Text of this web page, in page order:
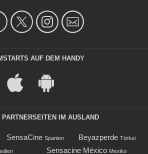
AUF DEM HANDY
PARTNERSEITEN IM AUSLAND
SensaCine Spanien Beyazperde Türkei
Sensacine México Mexiko